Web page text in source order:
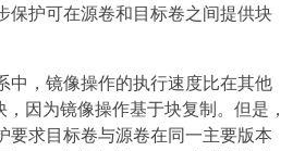
保护可在源卷和目标卷之间提供块
中，镜像操作的执行速度比在其他
因为镜像操作基于块复制。但是，
要求目标卷与源卷在同一主要版本